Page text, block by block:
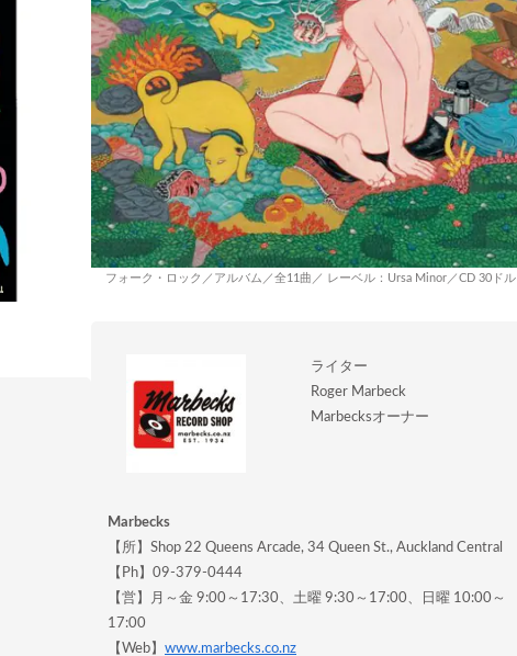
フォーク・ロック／アルバム／全11曲／ レーベル：Ursa Minor／CD 30ドル
ライター
Roger Marbeck
Marbecksオーナー
Marbecks
【所】Shop 22 Queens Arcade, 34 Queen St., Auckland Central
【Ph】09-379-0444
【営】月～金 9:00～17:30、土曜 9:30～17:00、日曜 10:00～
17:00
【Web】 www.marbecks.co.nz